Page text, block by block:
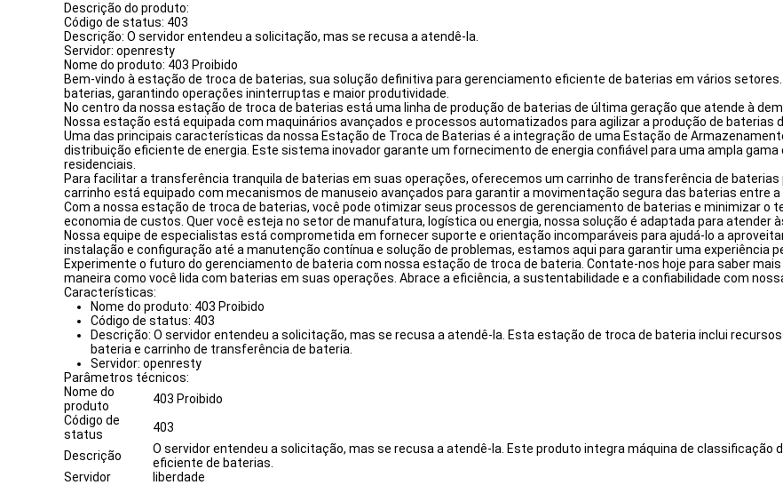
Descrição do produto:
Código de status: 403
Descrição: O servidor entendeu a solicitação, mas se recusa a atendê-la.
Servidor: openresty
Nome do produto: 403 Proibido
Bem-vindo à estação de troca de baterias, sua solução definitiva para gerenciamento eficiente de baterias em vários
baterias, garantindo operações ininterruptas e maior produtividade.
No centro da nossa estação de troca de baterias está uma linha de produção de baterias de última geração que atende à
Nossa estação está equipada com maquinários avançados e processos automatizados para agilizar a produção de baterias
Uma das principais características da nossa Estação de Troca de Baterias é a integração de uma Estação de
distribuição eficiente de energia. Este sistema inovador garante um fornecimento de energia confiável para uma ampla
residenciais.
Para facilitar a transferência tranquila de baterias em suas operações, oferecemos um carrinho de transferência de
carrinho está equipado com mecanismos de manuseio avançados para garantir a movimentação segura das baterias entre
Com a nossa estação de troca de baterias, você pode otimizar seus processos de gerenciamento de baterias e minimizar o
economia de custos. Quer você esteja no setor de manufatura, logística ou energia, nossa solução é adaptada para atender
Nossa equipe de especialistas está comprometida em fornecer suporte e orientação incomparáveis ​​para ajudá-lo a
instalação e configuração até a manutenção contínua e solução de problemas, estamos aqui para garantir uma experiência
Experimente o futuro do gerenciamento de bateria com nossa estação de troca de bateria. Contate-nos hoje para saber
maneira como você lida com baterias em suas operações. Abrace a eficiência, a sustentabilidade e a confiabilidade com
Características:
Nome do produto: 403 Proibido
Código de status: 403
Descrição: O servidor entendeu a solicitação, mas se recusa a atendê-la. Esta estação de troca de bateria inclui
bateria e carrinho de transferência de bateria.
Servidor: openresty
Parâmetros técnicos:
Nome do
produto
403 Proibido
Código de
status
403
Descrição
O servidor entendeu a solicitação, mas se recusa a atendê-la. Este produto integra máquina de
eficiente de baterias.
Servidor
liberdade